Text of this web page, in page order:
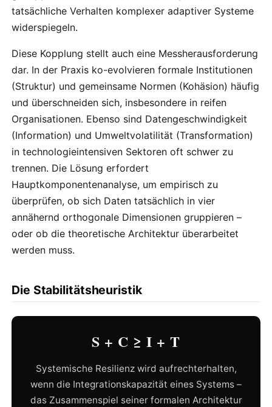
tatsächliche Verhalten komplexer adaptiver Systeme
widerspiegeln.
Diese Kopplung stellt auch eine Messherausforderung
dar. In der Praxis ko-evolvieren formale Institutionen
(Struktur) und gemeinsame Normen (Kohäsion) häufig
und überschneiden sich, insbesondere in reifen
Organisationen. Ebenso sind Datengeschwindigkeit
(Information) und Umweltvolatilität (Transformation)
in technologieintensiven Sektoren oft schwer zu
trennen. Die Lösung erfordert
Hauptkomponentenanalyse, um empirisch zu
überprüfen, ob sich Daten tatsächlich in vier
annähernd orthogonale Dimensionen gruppieren –
oder ob die theoretische Architektur überarbeitet
werden muss.
Die Stabilitätsheuristik
S + C ≥ I + T
Systemische Resilienz wird aufrechterhalten,
wenn die Integrationskapazität eines Systems –
das Zusammenspiel seiner formalen Architektur